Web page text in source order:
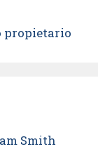
propietario
Smith